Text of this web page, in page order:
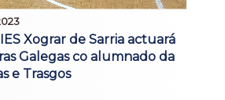
Xograr de Sarria actuará
Galegas co alumnado da
e Trasgos